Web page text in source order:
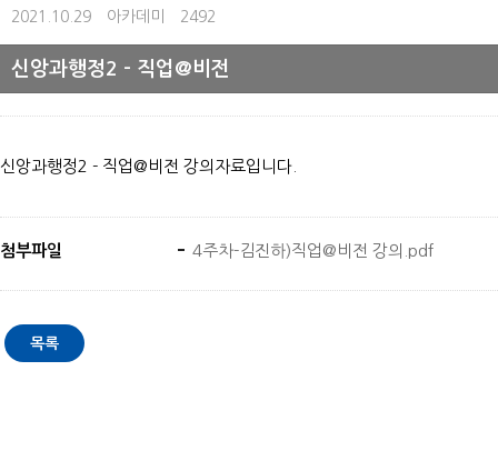
2021.10.29 아카데미 2492
신앙과행정2 - 직업@비전
신앙과행정2 - 직업@비전 강의자료입니다.
첨부파일 4주차-김진하)직업@비전 강의.pdf